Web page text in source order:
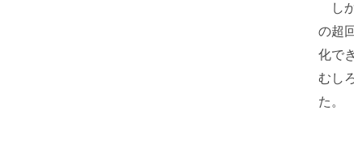
し
の超
化で
むし
た。